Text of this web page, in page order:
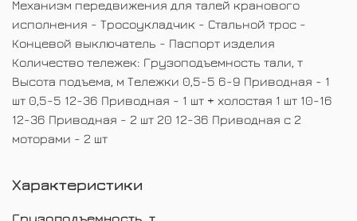
Механизм передвижения для талей кранового
исполнения - Тросоукладчик - Стальной трос -
Концевой выключатель - Паспорт изделия
Количество тележек: Грузоподъемность тали, т
Высота подъема, м Тележки 0,5-5 6-9 Приводная - 1
шт 0,5-5 12-36 Приводная - 1 шт + холостая 1 шт 10-16
12-36 Приводная - 2 шт 20 12-36 Приводная с 2
моторами - 2 шт
Характеристики
Грузоподъемность, т